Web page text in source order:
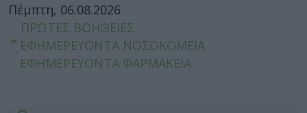
Πέμπτη, 06.08.2026
ΠΡΩΤΕΣ ΒΟΗΘΕΙΕΣ
ΕΦΗΜΕΡΕΥΟΝΤΑ ΝΟΣΟΚΟΜΕΙΑ
ΕΦΗΜΕΡΕΥΟΝΤΑ ΦΑΡΜΑΚΕΙΑ